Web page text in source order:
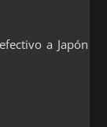
a Japón